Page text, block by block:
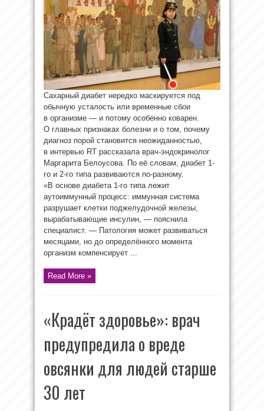
Сахарный диабет нередко маскируется под
обычную усталость или временные сбои
в организме — и потому особенно коварен.
О главных признаках болезни и о том, почему
диагноз порой становится неожиданностью,
в интервью RT рассказала врач-эндокринолог
Маргарита Белоусова. По её словам, диабет 1-
го и 2-го типа развиваются по-разному.
«В основе диабета 1-го типа лежит
аутоиммунный процесс: иммунная система
разрушает клетки поджелудочной железы,
вырабатывающие инсулин, — пояснила
специалист. — Патология может развиваться
месяцами, но до определённого момента
организм компенсирует ...
Read More »
«Крадёт здоровье»: врач
предупредила о вреде
овсянки для людей старше
30 лет